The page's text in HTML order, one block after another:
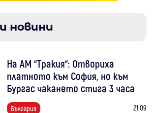
новини
На АМ “Тракия“: Отвориха
платното към София, но към
Бургас чакането стига 3 часа
България 21:09